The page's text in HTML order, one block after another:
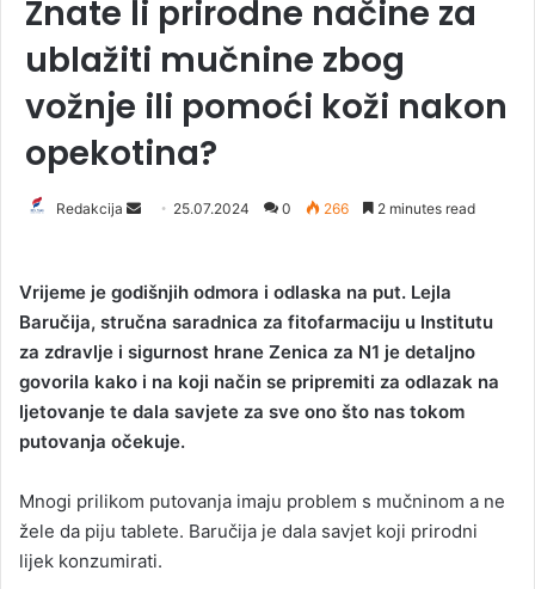
Znate li prirodne načine za
ublažiti mučnine zbog
vožnje ili pomoći koži nakon
opekotina?
Redakcija
d
a
n
e
m
a
l
25.07.2024 0 266 2 minutes read
Vrijeme je godišnjih odmora i odlaska na put. Lejla
Baručija, stručna saradnica za fitofarmaciju u Institutu
za zdravlje i sigurnost hrane Zenica za N1 je detaljno
govorila kako i na koji način se pripremiti za odlazak na
ljetovanje te dala savjete za sve ono što nas tokom
putovanja očekuje.
Mnogi prilikom putovanja imaju problem s mučninom a ne
žele da piju tablete. Baručija je dala savjet koji prirodni
lijek konzumirati.